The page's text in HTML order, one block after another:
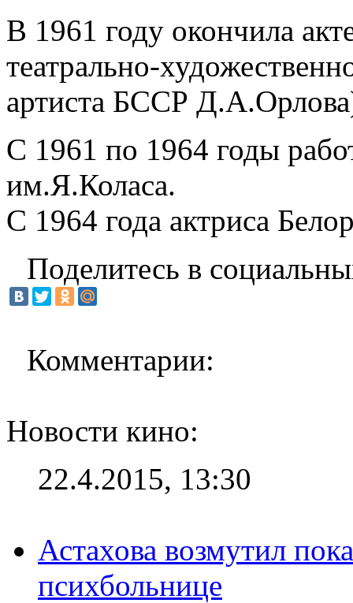
В 1961 году окончила
театрально-
артиста БССР
С 1961 по 1964 годы
им.Я.Коласа.
С 1964 года актриса
Поделитесь в
Комментарии:
Новости кино:
22.4.2015, 13:30
Астахова возмутил
психбольнице